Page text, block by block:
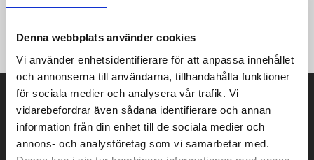
Denna webbplats använder cookies
Vi använder enhetsidentifierare för att anpassa innehållet
och annonserna till användarna, tillhandahålla funktioner
för sociala medier och analysera vår trafik. Vi
vidarebefordrar även sådana identifierare och annan
information från din enhet till de sociala medier och
annons- och analysföretag som vi samarbetar med.
·Internal mesh zipped pocket ·Handle on the back ·Waterproof
·Dimensions: 12 x 25 x 9 cm, Capacity: 2,5 Litres.
Prisuppgift på mailen?
Kontakta oss här för att få förslag på produkt och pris över
mailen.
Det går också utmärkt att bara ställa frågor!